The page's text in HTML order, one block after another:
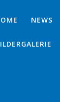
NEWS